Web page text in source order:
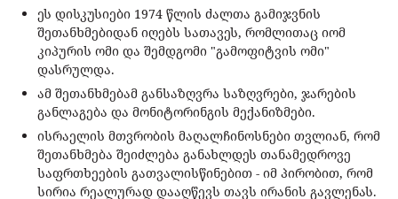
ეს დისკუსიები 1974 წლის ძალთა გამიჯვნის
შეთანხმებიდან იღებს სათავეს, რომლითაც იომ
კიპურის ომი და შემდგომი "გამოფიტვის ომი"
დასრულდა.
ამ შეთანხმებამ განსაზღვრა საზღვრები, ჯარების
განლაგება და მონიტორინგის მექანიზმები.
ისრაელის მთვრობის მაღალჩინოსნები თვლიან, რომ
შეთანხმება შეიძლება განახლდეს თანამედროვე
საფრთხეების გათვალისწინებით - იმ პირობით, რომ
სირია რეალურად დააღწევს თავს ირანის გავლენას.